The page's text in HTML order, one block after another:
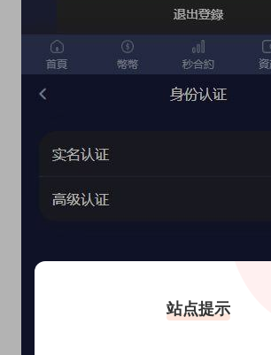
站点提示